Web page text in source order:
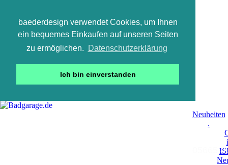
baederdesign verwendet Cookies, um Ihnen
ein bequemes Einkaufen auf unseren Seiten
zu ermöglichen.
Datenschutzerklärung
Ich bin einverstanden
05665
Neuheiten
.